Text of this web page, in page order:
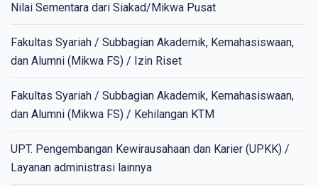
Nilai Sementara dari Siakad/Mikwa Pusat
Fakultas Syariah / Subbagian Akademik, Kemahasiswaan,
dan Alumni (Mikwa FS) / Izin Riset
Fakultas Syariah / Subbagian Akademik, Kemahasiswaan,
dan Alumni (Mikwa FS) / Kehilangan KTM
UPT. Pengembangan Kewirausahaan dan Karier (UPKK) /
Layanan administrasi lainnya